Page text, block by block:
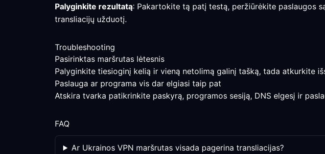
Palyginkite rezultatą: Pakartokite tą patį testą, peržiūrėkite paslaugos
transliacijų užduotį.
Troubleshooting
Pasirinktas maršrutas lėtesnis
Palyginkite tiesioginį kelią ir vieną netolimą galinį tašką, tada atkurkite
Paslauga ar programa vis dar elgiasi taip pat
Atskira tvarka patikrinkite paskyrą, programos sesiją, DNS elgesį ir
FAQ
Ar Ukrainos VPN maršrutas visada pagerina transliacijas?